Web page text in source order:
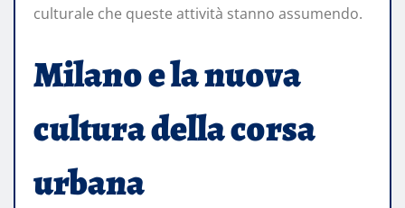
culturale che queste attività stanno assumendo.
Milano e la nuova
cultura della corsa
urbana